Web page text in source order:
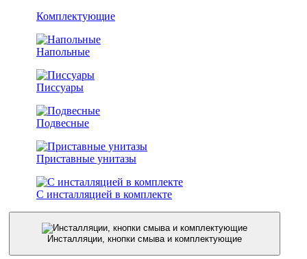
Комплектующие
Напольные
Писсуары
Подвесные
Приставные унитазы
С инсталляцией в комплекте
Инсталляции, кнопки смыва и комплектующие